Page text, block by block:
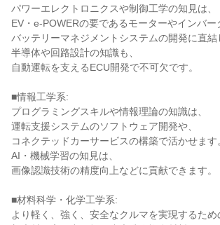
パワーエレクトロニクスや制御工学の知見は、
EV・e-POWERの要であるモーターやインバー
バッテリーマネジメントシステムの開発に直結
半導体や回路設計の知識も、
自動運転を支えるECU開発で不可欠です。
■情報工学系:
プログラミングスキルや情報理論の知識は、
運転支援システムのソフトウェア開発や、
コネクテッドカーサービスの構築で活かせます
AI・機械学習の知見は、
画像認識技術の精度向上などに貢献できます。
■材料科学・化学工学系:
より軽く、強く、安全なクルマを実現するため